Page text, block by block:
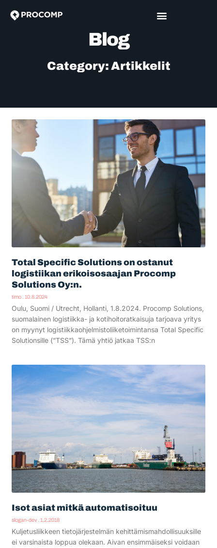
Blog
Category: Artikkelit
Total Specific Solutions on ostanut
logistiikan erikoisosaajan Procomp
Solutions Oy:n.
timo 10.8.2024
Oulu, Suomi / Utrecht, Hollanti, 1.8.2024. Procomp Solutions,
suomalainen logistiikka- ja kotihoitoratkaisuja tarjoava yritys
on myynyt logistiikkaohjelmistoliiketoimintansa Total Specific
Solutionsille (”TSS”). Tämä yhtiö jatkaa TSS:n
Isot asiat mitkä automatisoituu
slogan-dev 1.2.2018
Kuljetusliikkeen tietojärjestelmän kehittämismahdollisuuksille
ei varsinaista loppua olekaan. Aivan ensimmäiseksi voidaan